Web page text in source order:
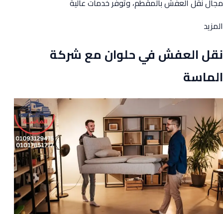
مجال نقل العفش بالمقطم، وتوفر خدمات عالية
المزيد
اثاث
المقطم
مع
الماسة
نقل العفش في حلوان مع شركة
الماسة